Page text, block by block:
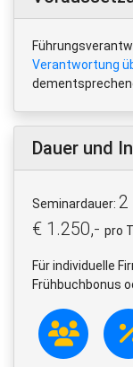
Verantwortung
Dauer und
Seminardauer: 2
€ 1.250,- pro
Für individuelle
Frühbuchbonus